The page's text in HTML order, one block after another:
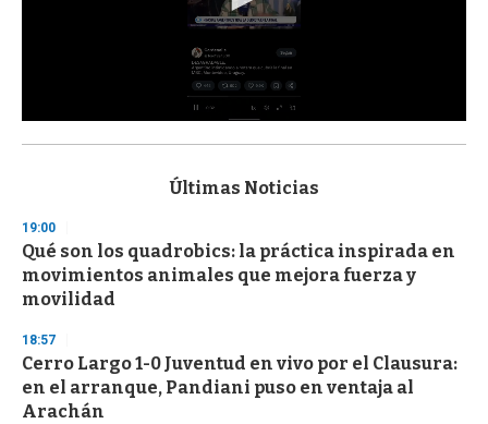
s
d
s
o
f
3
s
e
c
o
n
Últimas Noticias
19:00
Qué son los quadrobics: la práctica inspirada en
movimientos animales que mejora fuerza y
movilidad
18:57
Cerro Largo 1-0 Juventud en vivo por el Clausura:
en el arranque, Pandiani puso en ventaja al
Arachán